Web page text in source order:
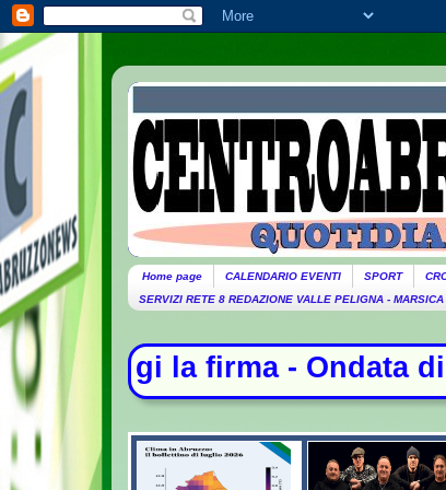
Home page CALENDARIO EVENTI SPORT
SERVIZI RETE 8 REDAZIONE VALLE PELIGNA -
di caldo per